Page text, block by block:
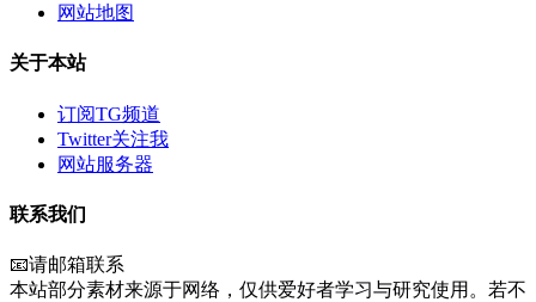
网站地图
关于本站
订阅TG频道
Twitter关注我
网站服务器
联系我们
📧请邮箱联系
本站部分素材来源于网络，仅供爱好者学习与研究使用。若不